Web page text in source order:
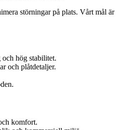
störningar på plats. Vårt mål är
hög stabilitet.
och plåtdetaljer.
komfort.